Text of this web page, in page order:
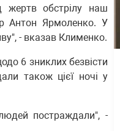
жертв обстрілу наш
Антон Ярмоленко. У
- вказав Клименко.
6 зниклих безвісти
також цієї ночі у
постраждали", -